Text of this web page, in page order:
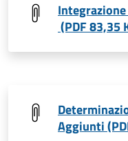
(PDF 83,35
Aggiunti